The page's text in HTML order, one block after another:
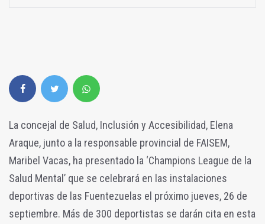
La concejal de Salud, Inclusión y Accesibilidad, Elena
Araque, junto a la responsable provincial de FAISEM,
Maribel Vacas, ha presentado la ‘Champions League de la
Salud Mental’ que se celebrará en las instalaciones
deportivas de las Fuentezuelas el próximo jueves, 26 de
septiembre. Más de 300 deportistas se darán cita en esta